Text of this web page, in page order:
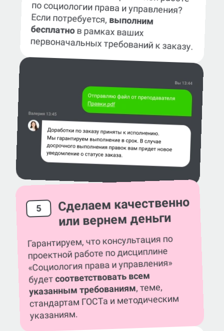
по социологии права и управления?
Если потребуется, выполним
бесплатнов рамках ваших
первоначальных требований к заказу.
5 Сделаем качественно
или вернем деньги
Гарантируем, что консультация по
проектной работе по дисциплине
«Социология права и управления»
будетсоответствовать всем
указанным требованиям, теме,
стандартам ГОСТа и методическим
указаниям.